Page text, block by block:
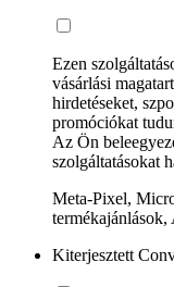
Ezen
vásárlási
hirdetéseket,
promóciókat
Az Ön
szolgáltatásokat
Meta-Pixel,
termékajánlások,
Kiterjesztett